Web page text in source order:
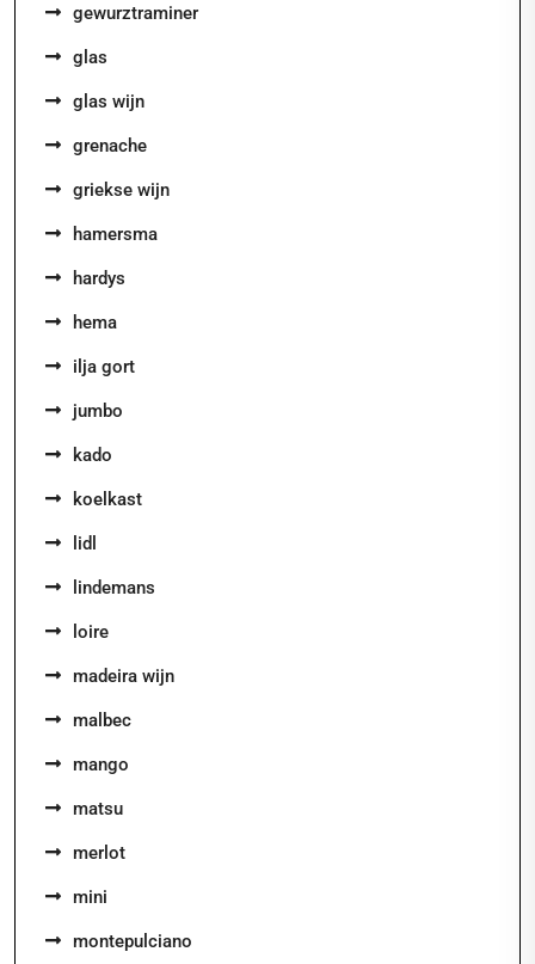
gewurztraminer
glas
glas wijn
grenache
griekse wijn
hamersma
hardys
hema
ilja gort
jumbo
kado
koelkast
lidl
lindemans
loire
madeira wijn
malbec
mango
matsu
merlot
mini
montepulciano